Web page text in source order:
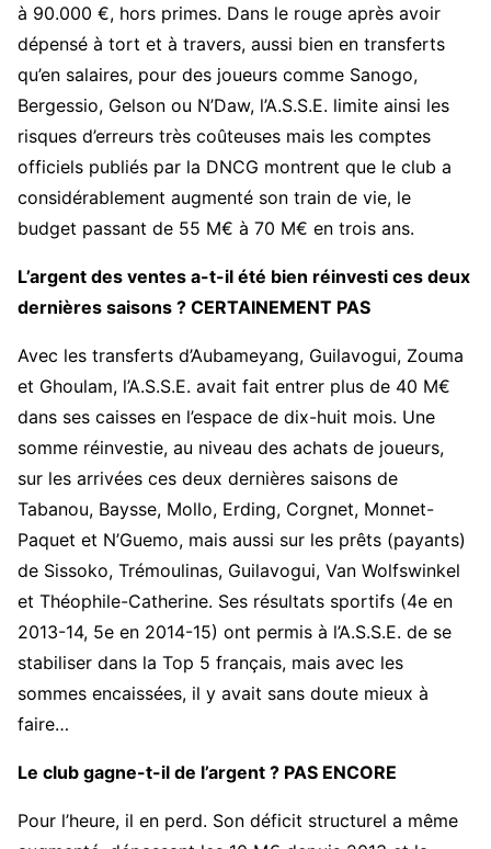
à 90.000 €, hors primes. Dans le rouge après avoir
dépensé à tort et à travers, aussi bien en transferts
qu’en salaires, pour des joueurs comme Sanogo,
Bergessio, Gelson ou N’Daw, l’A.S.S.E. limite ainsi les
risques d’erreurs très coûteuses mais les comptes
officiels publiés par la DNCG montrent que le club a
considérablement augmenté son train de vie, le
budget passant de 55 M€ à 70 M€ en trois ans.
L’argent des ventes a-t-il été bien réinvesti ces deux
dernières saisons ? CERTAINEMENT PAS
Avec les transferts d’Aubameyang, Guilavogui, Zouma
et Ghoulam, l’A.S.S.E. avait fait entrer plus de 40 M€
dans ses caisses en l’espace de dix-huit mois. Une
somme réinvestie, au niveau des achats de joueurs,
sur les arrivées ces deux dernières saisons de
Tabanou, Baysse, Mollo, Erding, Corgnet, Monnet-
Paquet et N’Guemo, mais aussi sur les prêts (payants)
de Sissoko, Trémoulinas, Guilavogui, Van Wolfswinkel
et Théophile-Catherine. Ses résultats sportifs (4e en
2013-14, 5e en 2014-15) ont permis à l’A.S.S.E. de se
stabiliser dans la Top 5 français, mais avec les
sommes encaissées, il y avait sans doute mieux à
faire…
Le club gagne-t-il de l’argent ? PAS ENCORE
Pour l’heure, il en perd. Son déficit structurel a même